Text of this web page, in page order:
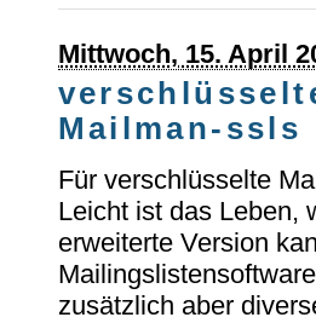
Mittwoch, 15. April
Mailman-ssls
Für verschlüsselte
Leicht ist das Leben,
erweiterte Version
zusätzlich aber